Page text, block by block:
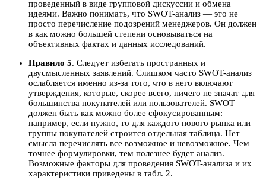
проведенный в виде групповой дискуссии и обмена
идеями. Важно понимать, что SWOT-анализ — это не
просто перечисление подозрений менеджеров. Он должен
в как можно большей степени основываться на
объективных фактах и данных исследований.
Правило 5. Следует избегать пространных и
двусмысленных заявлений. Слишком часто SWOT-анализ
ослабляется именно из-за того, что в него включают
утверждения, которые, скорее всего, ничего не значат для
большинства покупателей или пользователей. SWOT
должен быть как можно более сфокусированным:
например, если нужно, то для каждого нового рынка или
группы покупателей строится отдельная таблица. Нет
смысла перечислять все возможное и невозможное. Чем
точнее формулировки, тем полезнее будет анализ.
Возможные факторы для проведения SWOT-анализа и их
характеристики приведены в табл. 2.